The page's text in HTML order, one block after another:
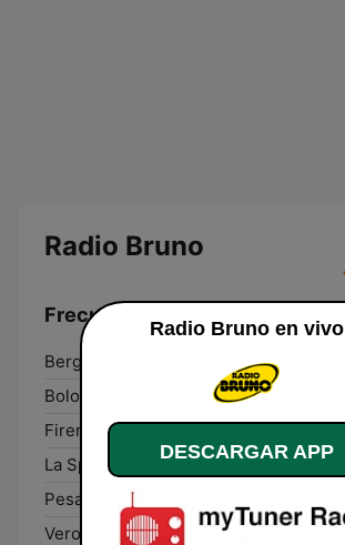
Radio Bruno
Frecuencias Radio Bruno:
Bergamo:
Bologna:
Firenze: 103.0 FM
La Spezia:
103.0 FM
Pesaro:
100.1 FM
Verona:
100.5 FM
Radio Bruno en vivo
DESCARGAR APP